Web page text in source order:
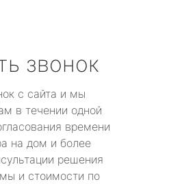
звонок
с сайта и мы
в течении одной
времени
на дом и более
решения
и стоимости по